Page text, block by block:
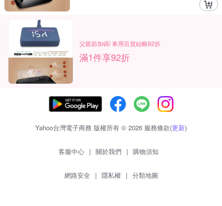
父親節加碼! 車用百貨結帳92折
滿1件享92折
Yahoo台灣電子商務 版權所有 © 2026 服務條款(更新)
客服中心 | 關於我們 | 購物須知
網路安全 | 隱私權 | 分類地圖